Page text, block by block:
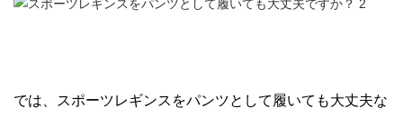
では、スポーツレギンスをパンツとして履いても大丈夫な